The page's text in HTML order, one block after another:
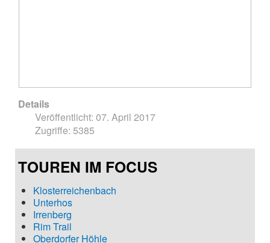
Details
Veröffentlicht: 07. April 2017
Zugriffe: 5385
TOUREN IM FOCUS
Klosterreichenbach
Unterhos
Irrenberg
Rim Trail
Oberdorfer Höhle